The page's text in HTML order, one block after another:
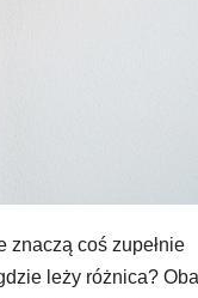
znaczą coś zupełnie
leży różnica?